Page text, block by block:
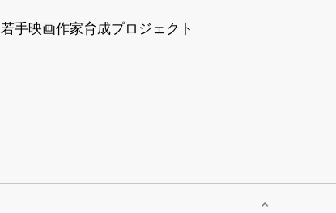
若手映画作家育成プロジェクト